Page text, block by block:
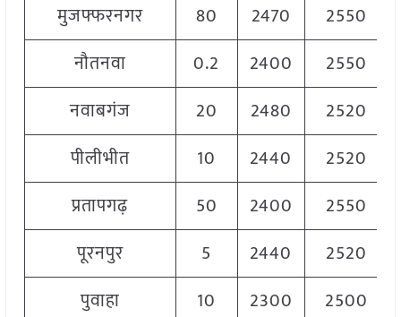
मुजफ्फरनगर
80 2470 2550
नौतनवा
0.2 2400 2550
नवाबगंज
20 2480 2520
पीलीभीत
10 2440 2520
प्रतापगढ़
50 2400 2550
पूरनपुर
5 2440 2520
पुवाहा
10 2300 2500